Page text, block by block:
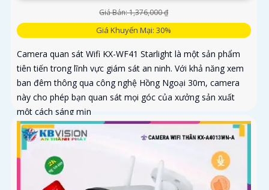
Giá Bán: 1,376,000 ₫
Giá Khuyến Mại: 30%
Camera quan sát Wifi KX-WF41 Starlight là một sản phẩm
tiên tiến trong lĩnh vực giám sát an ninh. Với khả năng xem
ban đêm thông qua công nghệ Hồng Ngoại 30m, camera
này cho phép bạn quan sát mọi góc của xưởng sản xuất
một cách sáng mịn